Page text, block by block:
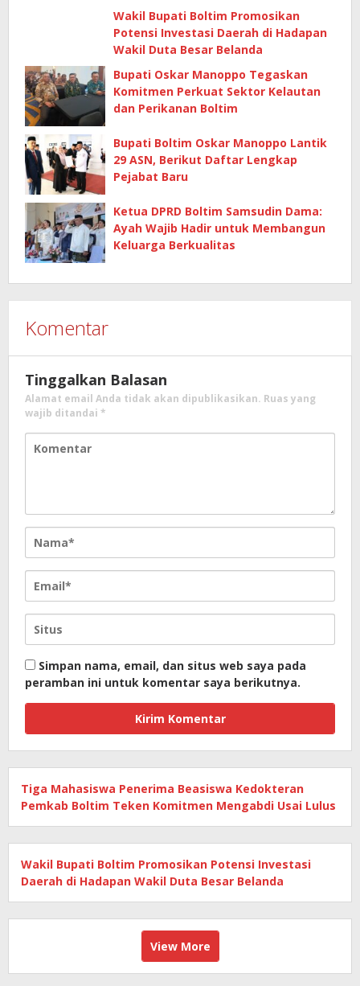
Wakil Bupati Boltim Promosikan
Potensi Investasi Daerah di Hadapan
Wakil Duta Besar Belanda
Bupati Oskar Manoppo Tegaskan
Komitmen Perkuat Sektor Kelautan
dan Perikanan Boltim
Bupati Boltim Oskar Manoppo Lantik
29 ASN, Berikut Daftar Lengkap
Pejabat Baru
Ketua DPRD Boltim Samsudin Dama:
Ayah Wajib Hadir untuk Membangun
Keluarga Berkualitas
Komentar
Tinggalkan Balasan
Alamat email Anda tidak akan dipublikasikan. Ruas yang
wajib ditandai *
Simpan nama, email, dan situs web saya pada
peramban ini untuk komentar saya berikutnya.
Tiga Mahasiswa Penerima Beasiswa Kedokteran
Pemkab Boltim Teken Komitmen Mengabdi Usai Lulus
Wakil Bupati Boltim Promosikan Potensi Investasi
Daerah di Hadapan Wakil Duta Besar Belanda
View More